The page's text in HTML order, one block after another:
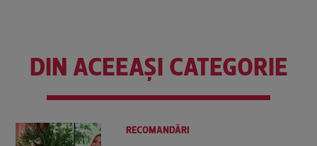
DIN ACEEAȘI CATEGORIE
RECOMANDĂRI